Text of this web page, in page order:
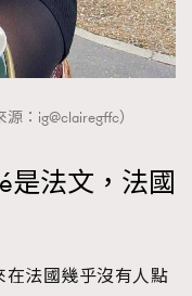
：ig@clairegffc）
是法文，法國
在法國幾乎沒有人點